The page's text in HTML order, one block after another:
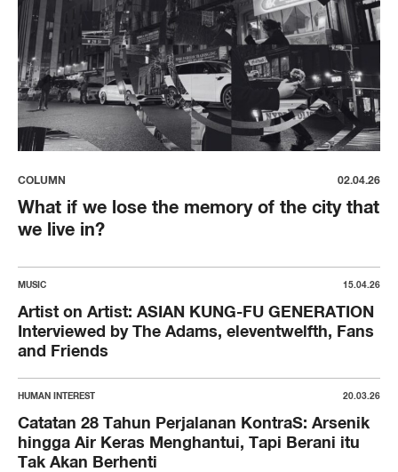
COLUMN 02.04.26
What if we lose the memory of the city that
we live in?
MUSIC 15.04.26
Artist on Artist: ASIAN KUNG-FU GENERATION
Interviewed by The Adams, eleventwelfth, Fans
and Friends
HUMAN INTEREST 20.03.26
Catatan 28 Tahun Perjalanan KontraS: Arsenik
hingga Air Keras Menghantui, Tapi Berani itu
Tak Akan Berhenti